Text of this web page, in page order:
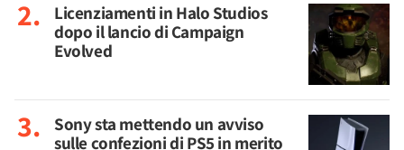
Licenziamenti in Halo Studios
dopo il lancio di Campaign
Evolved
Sony sta mettendo un avviso
sulle confezioni di PS5 in merito